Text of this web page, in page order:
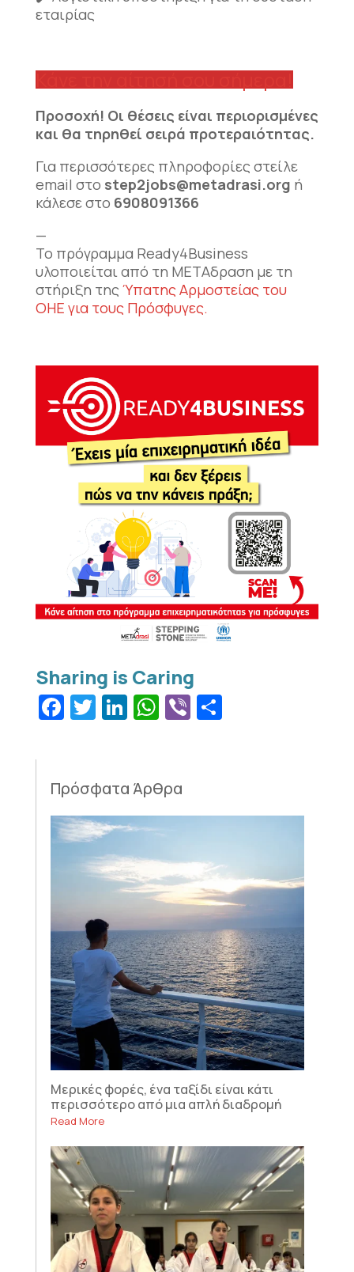
εταιρίας
Κάνε την αίτησή σου σήμερα!
Προσοχή! Οι θέσεις είναι περιορισμένες
και θα τηρηθεί σειρά προτεραιότητας.
Για περισσότερες πληροφορίες στείλε
email στο step2jobs@metadrasi.org ή
κάλεσε στο 6908091366
—
Το πρόγραμμα Ready4Business
υλοποιείται από τη ΜΕΤΑδραση με τη
στήριξη της Ύπατης Αρμοστείας του
ΟΗΕ για τους Πρόσφυγες.
Facebook
Twitter
LinkedIn
WhatsApp
Viber
Πρόσφατα Άρθρα
Μερικές φορές, ένα ταξίδι είναι κάτι
περισσότερο από μια απλή διαδρομή
Read More